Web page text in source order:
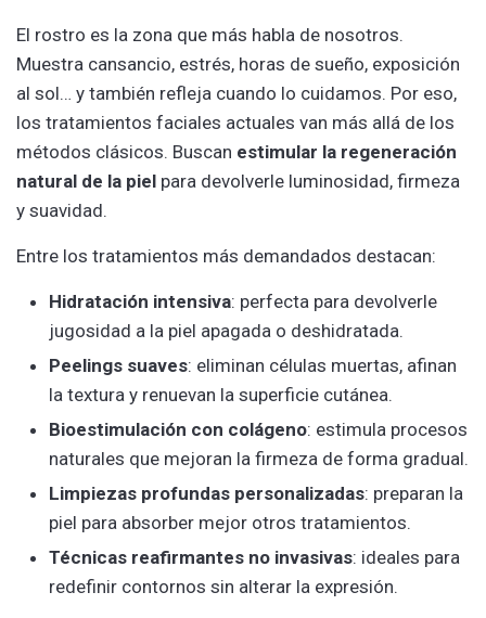
El rostro es la zona que más habla de nosotros.
Muestra cansancio, estrés, horas de sueño, exposición
al sol… y también refleja cuando lo cuidamos. Por eso,
los tratamientos faciales actuales van más allá de los
métodos clásicos. Buscan estimular la regeneración
natural de la piel para devolverle luminosidad, firmeza
y suavidad.
Entre los tratamientos más demandados destacan:
Hidratación intensiva: perfecta para devolverle
jugosidad a la piel apagada o deshidratada.
Peelings suaves: eliminan células muertas, afinan
la textura y renuevan la superficie cutánea.
Bioestimulación con colágeno: estimula procesos
naturales que mejoran la firmeza de forma gradual.
Limpiezas profundas personalizadas: preparan la
piel para absorber mejor otros tratamientos.
Técnicas reafirmantes no invasivas: ideales para
redefinir contornos sin alterar la expresión.